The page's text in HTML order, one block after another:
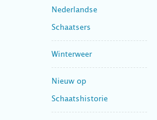
Nederlandse
Schaatsers
Winterweer
Nieuw op
Schaatshistorie